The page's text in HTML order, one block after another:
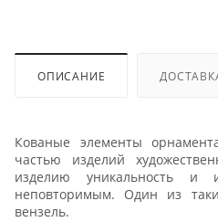
ОПИСАНИЕ
Кованые элементы
частью изделий
изделию уникальность и
неповторимым. Один из
вензель.